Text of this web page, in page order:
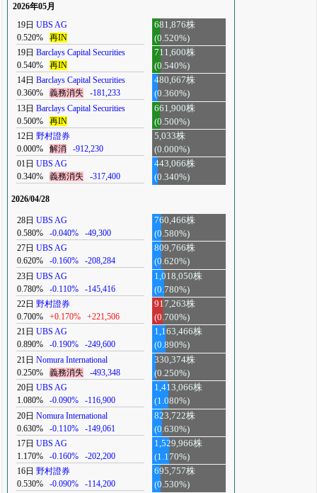
2026年05月
19日 UBS AG
0.520%
再IN
681,876株
(0.520%)
19日 Barclays Capital Securities
0.540%
再IN
711,600株
(0.540%)
14日 Barclays Capital Securities
0.360%
義務消失 -181,233
480,667株
(0.360%)
13日 Barclays Capital Securities
0.500%
再IN
661,900株
(0.500%)
12日 野村證券
0.000%
解消 -912,230
5,033株
(0.000%)
01日 UBS AG
0.340%
義務消失 -317,400
443,066株
(0.340%)
2026/04/28
28日 UBS AG
0.580%
-0.040% -49,300
760,466株
(0.580%)
27日 UBS AG
0.620%
-0.160% -208,284
809,766株
(0.620%)
23日 UBS AG
0.780%
-0.110% -145,416
1,018,050株
(0.780%)
22日 野村證券
0.700%
+0.170% +221,506
917,263株
(0.700%)
21日 UBS AG
0.890%
-0.190% -249,600
1,163,466株
(0.890%)
21日 Nomura International
0.250%
義務消失 -493,348
330,374株
(0.250%)
20日 UBS AG
1.080%
-0.090% -116,900
1,413,066株
(1.080%)
20日 Nomura International
0.630%
-0.110% -149,061
823,722株
(0.630%)
17日 UBS AG
1.170%
-0.160% -202,200
1,529,966株
(1.170%)
16日 野村證券
0.530%
-0.090% -114,200
695,757株
(0.530%)